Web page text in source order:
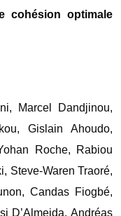
cohésion optimale
Marcel Dandjinou,
Gislain Ahoudo,
Roche, Rabiou
Steve-Waren Traoré,
Candas Fiogbé,
D’Almeida, Andréas